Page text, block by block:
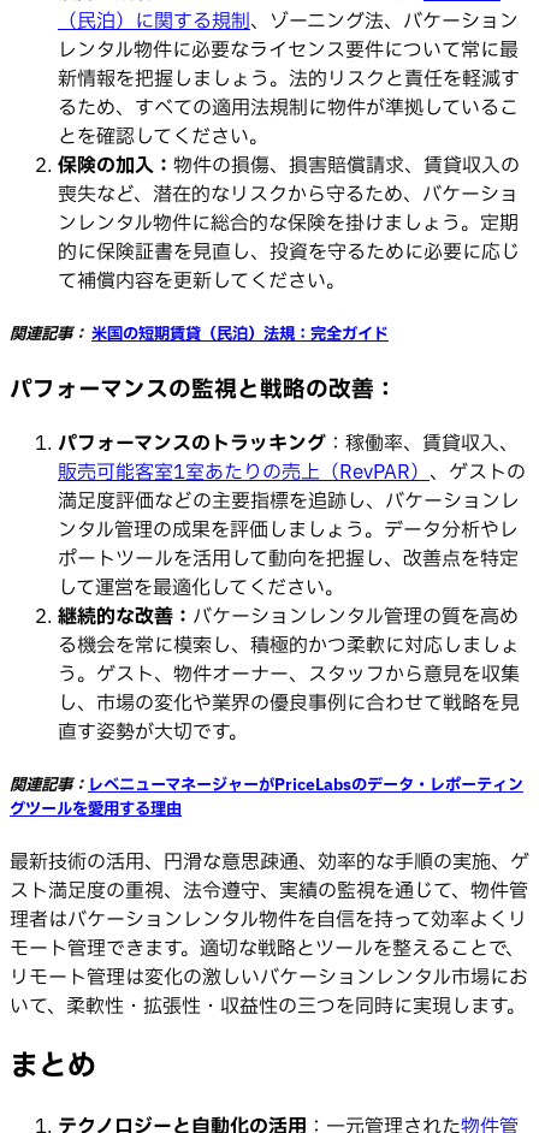
（民泊）に関する規制、ゾーニング法、バケーション
レンタル物件に必要なライセンス要件について常に最
新情報を把握しましょう。法的リスクと責任を軽減す
るため、すべての適用法規制に物件が準拠しているこ
とを確認してください。
保険の加入： 物件の損傷、損害賠償請求、賃貸収入の
喪失など、潜在的なリスクから守るため、バケーショ
ンレンタル物件に総合的な保険を掛けましょう。定期
的に保険証書を見直し、投資を守るために必要に応じ
て補償内容を更新してください。
関連記事： 米国の短期賃貸（民泊）法規：完全ガイド
パフォーマンスの監視と戦略の改善：
パフォーマンスのトラッキング ：稼働率、賃貸収入、
販売可能客室1室あたりの売上（RevPAR）、ゲストの
満足度評価などの主要指標を追跡し、バケーションレ
ンタル管理の成果を評価しましょう。データ分析やレ
ポートツールを活用して動向を把握し、改善点を特定
して運営を最適化してください。
継続的な改善： バケーションレンタル管理の質を高め
る機会を常に模索し、積極的かつ柔軟に対応しましょ
う。ゲスト、物件オーナー、スタッフから意見を収集
し、市場の変化や業界の優良事例に合わせて戦略を見
直す姿勢が大切です。
関連記事：レベニューマネージャーがPriceLabsのデータ・レポーティン
グツールを愛用する理由
最新技術の活用、円滑な意思疎通、効率的な手順の実施、ゲ
スト満足度の重視、法令遵守、実績の監視を通じて、物件管
理者はバケーションレンタル物件を自信を持って効率よくリ
モート管理できます。適切な戦略とツールを整えることで、
リモート管理は変化の激しいバケーションレンタル市場にお
いて、柔軟性・拡張性・収益性の三つを同時に実現します。
まとめ